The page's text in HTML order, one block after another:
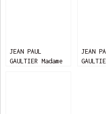
JEAN PAUL
GAULTIER Madame
JEAN